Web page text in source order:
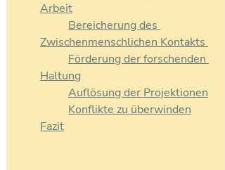
Arbeit
Bereicherung des
Zwischenmenschlichen Kontakts
Förderung der forschenden
Haltung
Auflösung der Projektionen
Konflikte zu überwinden
Fazit